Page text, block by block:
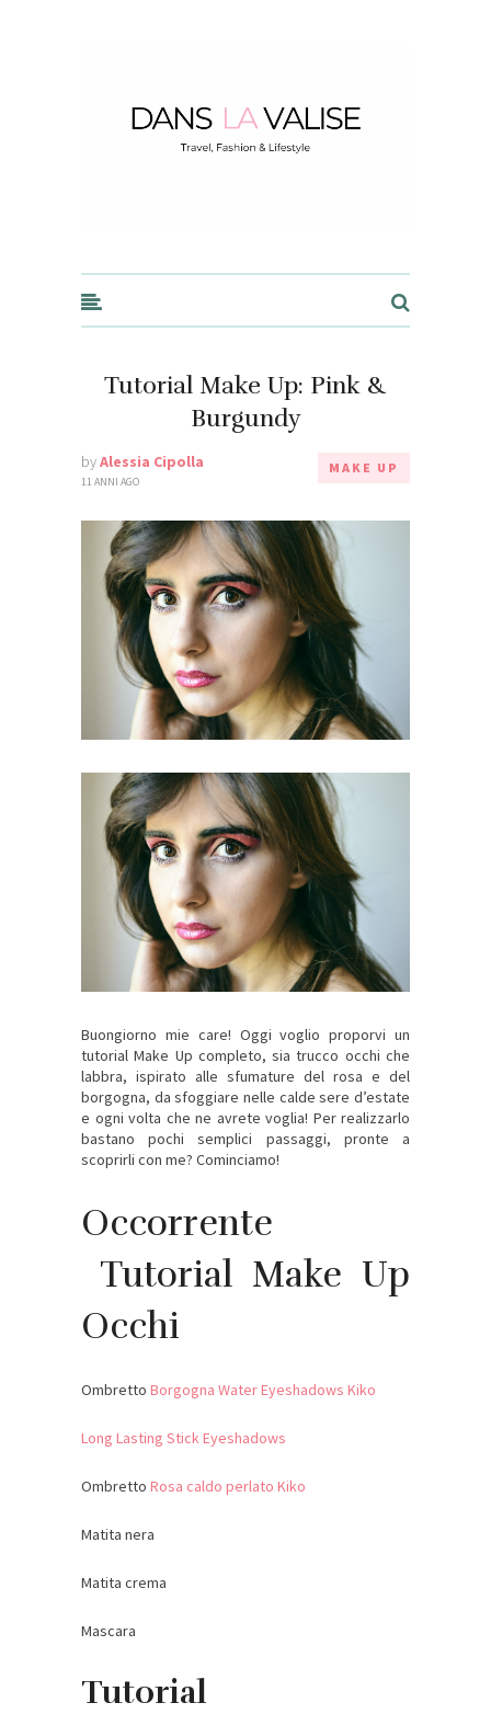
Tutorial Make Up: Pink &
Burgundy
byAlessia Cipolla
11 ANNI AGO
MAKE UP
Buongiorno mie care! Oggi voglio proporvi un
tutorial Make Up completo, sia trucco occhi che
labbra, ispirato alle sfumature del rosa e del
borgogna, da sfoggiare nelle calde sere d’estate
e ogni volta che ne avrete voglia! Per realizzarlo
bastano pochi semplici passaggi, pronte a
scoprirli con me? Cominciamo!
Occorrente
Tutorial Make Up
Occhi
Ombretto Borgogna Water Eyeshadows Kiko
Long Lasting Stick Eyeshadows
Ombretto Rosa caldo perlato Kiko
Matita nera
Matita crema
Mascara
Tutorial